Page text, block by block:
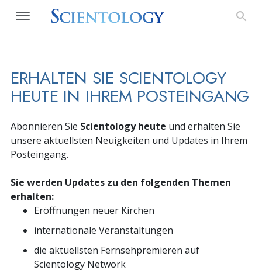
ERHALTEN SIE SCIENTOLOGY
HEUTE IN IHREM POSTEINGANG
Abonnieren Sie Scientology heute und erhalten Sie
unsere aktuellsten Neuigkeiten und Updates in Ihrem
Posteingang.
Sie werden Updates zu den folgenden Themen
erhalten:
Eröffnungen neuer Kirchen
internationale Veranstaltungen
die aktuellsten Fernsehpremieren auf
Scientology Network